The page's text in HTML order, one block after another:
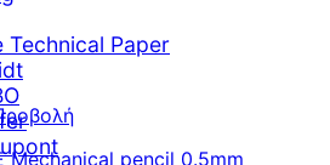
Technical Paper
Mechanical pencil 0.5mm